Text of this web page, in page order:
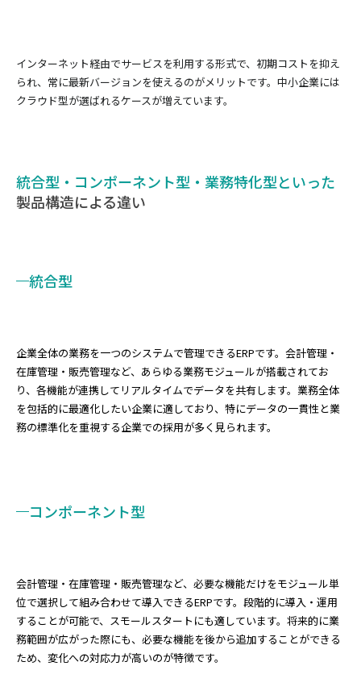
インターネット経由でサービスを利用する形式で、初期コストを抑え
られ、常に最新バージョンを使えるのがメリットです。中小企業には
クラウド型が選ばれるケースが増えています。
統合型・コンポーネント型・業務特化型といった
製品構造による違い
統合型
企業全体の業務を一つのシステムで管理できるERPです。会計管理・
在庫管理・販売管理など、あらゆる業務モジュールが搭載されてお
り、各機能が連携してリアルタイムでデータを共有します。業務全体
を包括的に最適化したい企業に適しており、特にデータの一貫性と業
務の標準化を重視する企業での採用が多く見られます。
コンポーネント型
会計管理・在庫管理・販売管理など、必要な機能だけをモジュール単
位で選択して組み合わせて導入できるERPです。段階的に導入・運用
することが可能で、スモールスタートにも適しています。将来的に業
務範囲が広がった際にも、必要な機能を後から追加することができる
ため、変化への対応力が高いのが特徴です。